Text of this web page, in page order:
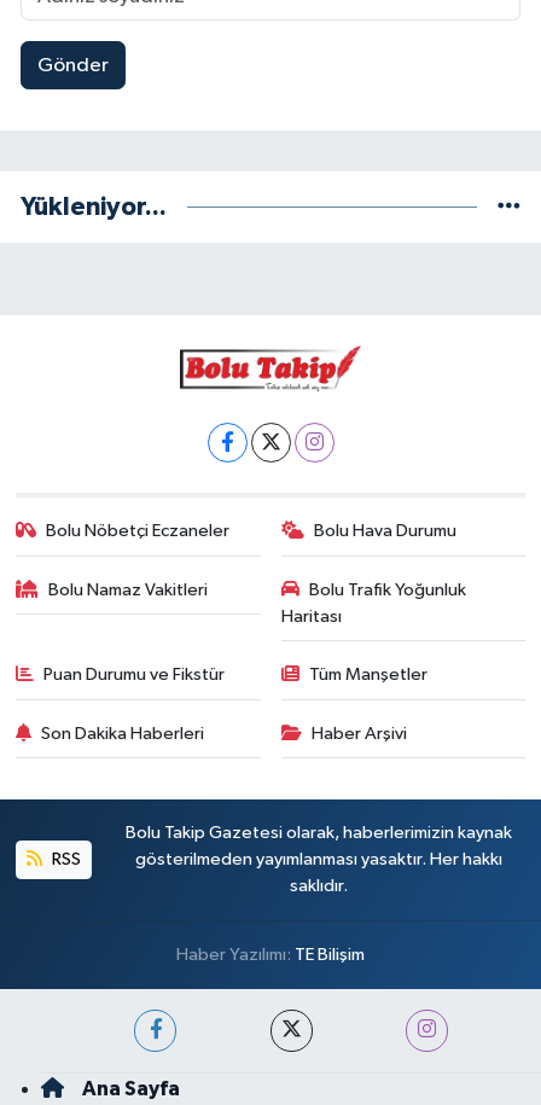
Gönder
Yükleniyor...
Bolu Nöbetçi Eczaneler Bolu Hava Durumu
Bolu Namaz Vakitleri
Bolu Trafik Yoğunluk
Haritası
Puan Durumu ve Fikstür Tüm Manşetler
Son Dakika Haberleri Haber Arşivi
RSS
Bolu Takip Gazetesi olarak, haberlerimizin kaynak
gösterilmeden yayımlanması yasaktır. Her hakkı
saklıdır.
Haber Yazılımı: TE Bilişim
Ana Sayfa